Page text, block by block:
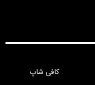
کافی شاپ